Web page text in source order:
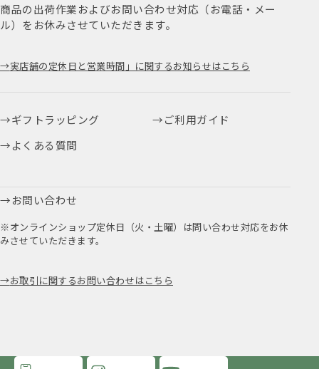
商品の出荷作業およびお問い合わせ対応（お電話・メー
ル）をお休みさせていただきます。
実店舗の定休日と営業時間」に関するお知らせはこちら
ギフトラッピング
ご利用ガイド
よくある質問
お問い合わせ
※オンラインショップ定休日（火・土曜）は問い合わせ対応をお休
みさせていただきます。
お取引に関するお問い合わせはこちら